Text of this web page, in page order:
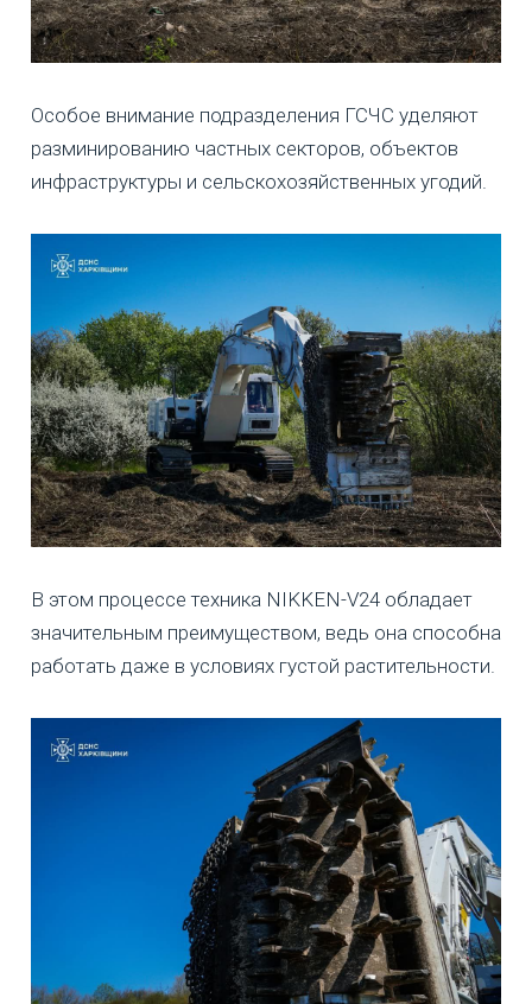
Особое внимание подразделения ГСЧС уделяют
разминированию частных секторов, объектов
инфраструктуры и сельскохозяйственных угодий.
В этом процессе техника NIKKEN-V24 обладает
значительным преимуществом, ведь она способна
работать даже в условиях густой растительности.